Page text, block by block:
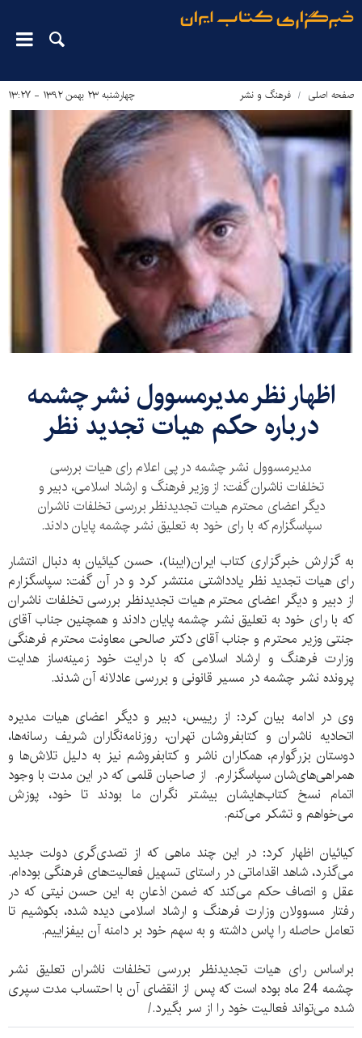
صفحه اصلی فرهنگ و نشر چهارشنبه ۲۳ بهمن ۱۳۹۲ - ۱۳:۲۷
اظهار نظر مدیرمسوول نشر چشمه
درباره حکم هیات تجدید نظر
مدیرمسوول نشر چشمه در پی اعلام رای هیات بررسی
تخلفات ناشران گفت: از وزیر فرهنگ و ارشاد اسلامی، دبیر و
دیگر اعضای محترم هیات تجدیدنظر بررسی تخلفات ناشران
سپاسگزارم که با رای خود به تعلیق نشر چشمه پایان دادند.
به گزارش خبرگزاری کتاب ایران(ایبنا)،‌ حسن کیائیان به دنبال انتشار
رای هیات تجدید نظر یادداشتی منتشر کرد و در آن گفت: سپاسگزارم
از دبیر و دیگر اعضای محترم هیات تجدیدنظر بررسی تخلفات ناشران
که با رای خود به تعلیق نشر چشمه پایان دادند و همچنین جناب آقای
جنتی وزیر محترم و جناب آقای دکتر صالحی معاونت محترم فرهنگی
وزارت فرهنگ و ارشاد اسلامی که با درایت خود زمینه‌ساز هدایت
پرونده نشر چشمه در مسیر قانونی و بررسی عادلانه آن شدند.
وی در ادامه بیان کرد: از رییس، دبیر و دیگر اعضای هیات مدیره
اتحادیه ناشران و کتابفروشان تهران، روزنامه‌نگاران شریف رسانه‌ها،
دوستان بزرگوارم، همکاران ناشر و کتابفروشم نیز به دلیل تلاش‌ها و
همراهی‌های‌شان سپاسگزارم. از صاحبان قلمی که در این مدت با وجود
اتمام نسخ کتاب‌هایشان بیشتر نگران ما بودند تا خود، پوزش
می‌خواهم و تشکر می‌کنم.
کیائیان اظهار کرد: در این چند ماهی که از تصدی‌گری دولت جدید
می‌گذرد، شاهد اقداماتی در راستای تسهیل فعالیت‌های فرهنگی‌ بوده‌ام.
عقل و انصاف حکم می‌کند که ضمن اذعانِ به این حسن نیتی که در
رفتار مسوولان وزارت فرهنگ و ارشاد اسلامی دیده شده، بکوشیم تا
تعامل حاصله را پاس داشته و به سهم خود بر دامنه‌ آن بیفزاییم.
براساس رای هیات‌ تجدیدنظر بررسی تخلفات ناشران تعلیق نشر
چشمه 24 ماه بوده است که پس از انقضای آن با احتساب مدت سپری
شده می‌تواند فعالیت خود را از سر بگیرد./